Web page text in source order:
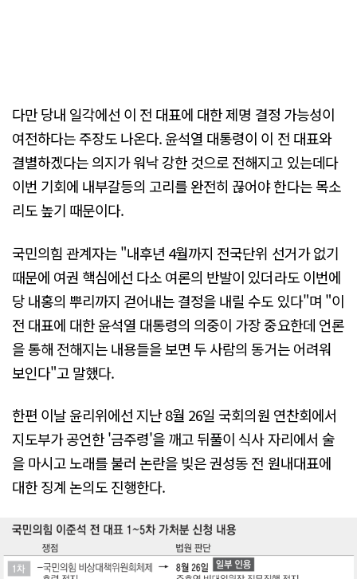
다만 당내 일각에선 이 전 대표에 대한 제명 결정 가능성이
여전하다는 주장도 나온다. 윤석열 대통령이 이 전 대표와
결별하겠다는 의지가 워낙 강한 것으로 전해지고 있는데다
이번 기회에 내부갈등의 고리를 완전히 끊어야 한다는 목소
리도 높기 때문이다.
국민의힘 관계자는 "내후년 4월까지 전국단위 선거가 없기
때문에 여권 핵심에선 다소 여론의 반발이 있더라도 이번에
당 내홍의 뿌리까지 걷어내는 결정을 내릴 수도 있다"며 "이
전 대표에 대한 윤석열 대통령의 의중이 가장 중요한데 언론
을 통해 전해지는 내용들을 보면 두 사람의 동거는 어려워
보인다"고 말했다.
한편 이날 윤리위에선 지난 8월 26일 국회의원 연찬회에서
지도부가 공언한 '금주령'을 깨고 뒤풀이 식사 자리에서 술
을 마시고 노래를 불러 논란을 빚은 권성동 전 원내대표에
대한 징계 논의도 진행한다.